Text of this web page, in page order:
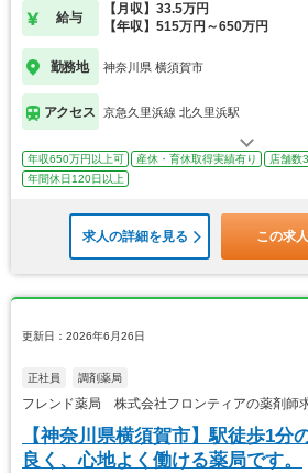
給与
【月収】33.5万円
【年収】515万円～650万円
勤務地 神奈川県 横須賀市
アクセス 京急久里浜線 北久里浜駅
年収650万円以上可 産休・育休取得実績有り 店舗数
年間休日120日以上
求人の詳細を見る この求
更新日：2026年6月26日
正社員 調剤薬局
フレンド薬局 株式会社フロンティアの薬剤師
【神奈川県横須賀市】駅徒歩1分
良く、心地よく働ける薬局です。